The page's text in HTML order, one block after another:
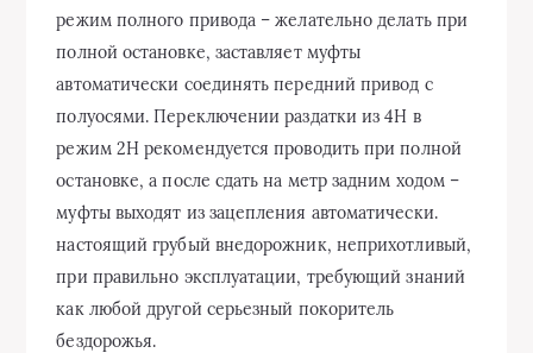
режим полного привода – желательно делать при
полной остановке, заставляет муфты
автоматически соединять передний привод с
полуосями. Переключении раздатки из 4Н в
режим 2Н рекомендуется проводить при полной
остановке, а после сдать на метр задним ходом –
муфты выходят из зацепления автоматически.
настоящий грубый внедорожник, неприхотливый,
при правильно эксплуатации, требующий знаний
как любой другой серьезный покоритель
бездорожья.